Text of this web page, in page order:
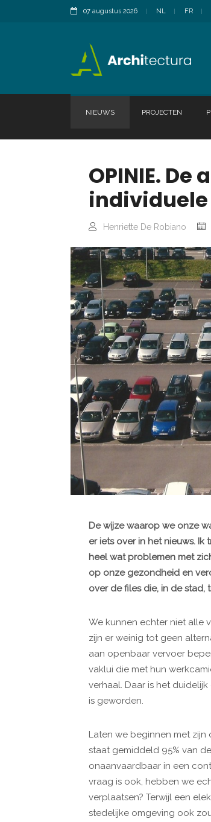
07 augustus 2026 NL FR
NIEUWS PROJECTEN
OPINIE.
individuele
Henriette De Robiano
De wijze waarop we onze
er iets over in het nieuws.
heel wat problemen met
op onze gezondheid en
over de files die, in de stad,
We kunnen echter niet alle
zijn er weinig tot geen
aan openbaar vervoer
vaklui die met hun
verhaal. Daar is het
is geworden.
Laten we beginnen met zijn
staat gemiddeld 95% van
onaanvaardbaar in een
vraag is ook, hebben we
verplaatsen? Terwijl een
stedelijke omgeving ook